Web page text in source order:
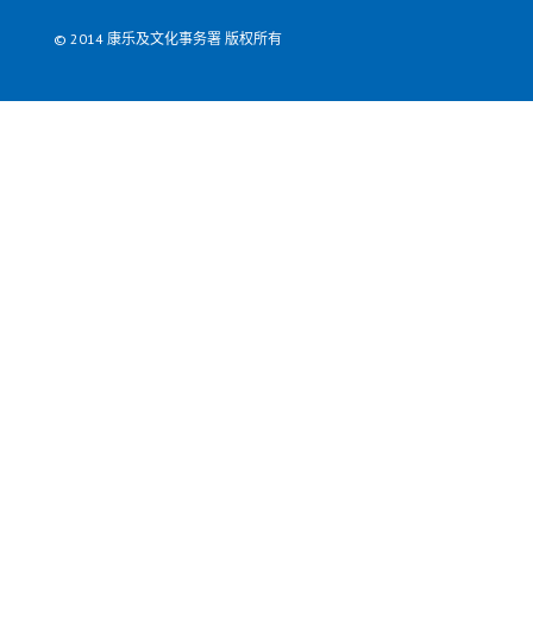
© 2014 康乐及文化事务署 版权所有